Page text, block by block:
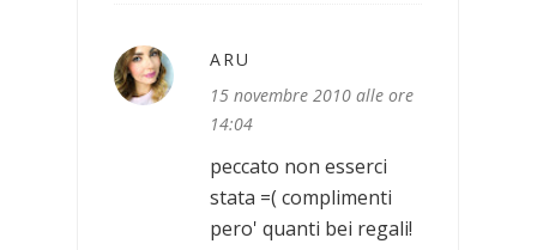
ARU
15 novembre 2010 alle ore
14:04
peccato non esserci
stata =( complimenti
pero' quanti bei regali!